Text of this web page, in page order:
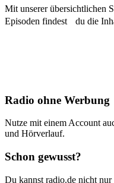
Mit unserer übersichtlichen
Episoden findest du die
Radio ohne Werbung
Nutze mit einem Account
und Hörverlauf.
Schon gewusst?
Du kannst radio.de nicht